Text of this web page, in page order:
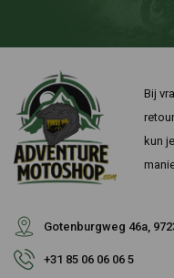
Bij
kun
Gotenburgweg 46a,
+31 85 06 06 06 5